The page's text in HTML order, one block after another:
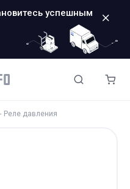
успешным
Реле давления